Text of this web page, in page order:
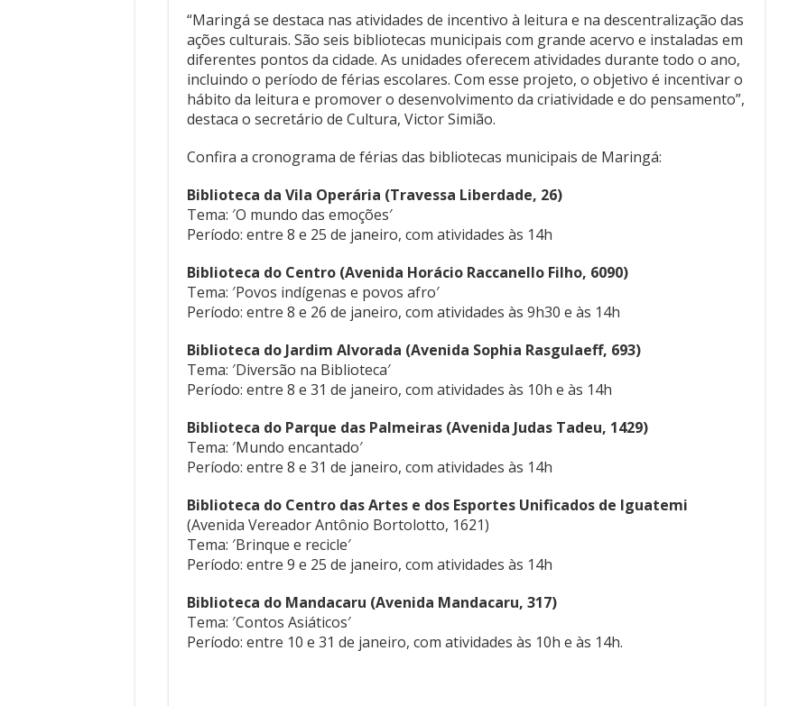
“Maringá se destaca nas atividades de incentivo à leitura e na descentralização das
ações culturais. São seis bibliotecas municipais com grande acervo e instaladas em
diferentes pontos da cidade. As unidades oferecem atividades durante todo o ano,
incluindo o período de férias escolares. Com esse projeto, o objetivo é incentivar o
hábito da leitura e promover o desenvolvimento da criatividade e do pensamento”,
destaca o secretário de Cultura, Victor Simião.
Confira a cronograma de férias das bibliotecas municipais de Maringá:
Biblioteca da Vila Operária (Travessa Liberdade, 26)
Tema: ′O mundo das emoções′
Período: entre 8 e 25 de janeiro, com atividades às 14h
Biblioteca do Centro (Avenida Horácio Raccanello Filho, 6090)
Tema: ′Povos indígenas e povos afro′
Período: entre 8 e 26 de janeiro, com atividades às 9h30 e às 14h
Biblioteca do Jardim Alvorada (Avenida Sophia Rasgulaeff, 693)
Tema: ′Diversão na Biblioteca′
Período: entre 8 e 31 de janeiro, com atividades às 10h e às 14h
Biblioteca do Parque das Palmeiras (Avenida Judas Tadeu, 1429)
Tema: ′Mundo encantado′
Período: entre 8 e 31 de janeiro, com atividades às 14h
Biblioteca do Centro das Artes e dos Esportes Unificados de Iguatemi
(Avenida Vereador Antônio Bortolotto, 1621)
Tema: ′Brinque e recicle′
Período: entre 9 e 25 de janeiro, com atividades às 14h
Biblioteca do Mandacaru (Avenida Mandacaru, 317)
Tema: ′Contos Asiáticos′
Período: entre 10 e 31 de janeiro, com atividades às 10h e às 14h.